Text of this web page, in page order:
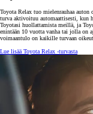
Toyota Relax tuo mielenrauhaa
turva aktivoituu automaattisesti, kun
Toyotasi huollattamista meillä, ja
enintään 10 vuotta vanha tai jolla on
voimaantulo on kaikille turvaan
Lue lisää Toyota Relax -turvasta